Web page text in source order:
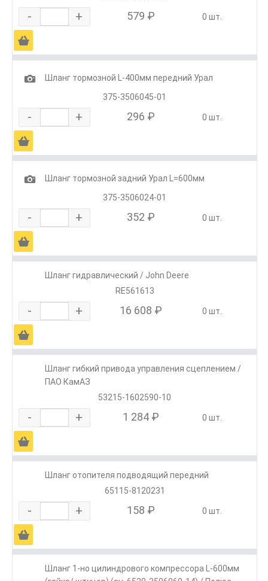
- + 579 ₽ 0 шт.
Ä
1
Шланг тормозной L-400мм передний Урал
375-3506045-01
- + 296 ₽ 0 шт.
Ä
1
Шланг тормозной задний Урал L=600мм
375-3506024-01
- + 352 ₽ 0 шт.
Ä
Шланг гидравлический / John Deere
RE561613
- + 16 608 ₽ 0 шт.
Ä
Шланг гибкий привода управления сцеплением /
ПАО КамАЗ
53215-1602590-10
- + 1 284 ₽ 0 шт.
Ä
Шланг отопителя подводящий передний
65115-8120231
- + 158 ₽ 0 шт.
Ä
Шланг 1-но цилиндрового компрессора L-600мм